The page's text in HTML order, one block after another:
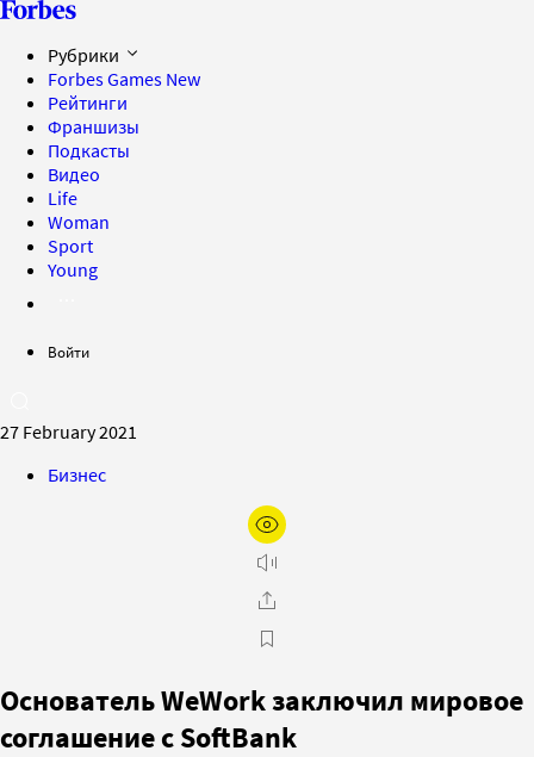
Рубрики
Forbes Games New
Рейтинги
Франшизы
Подкасты
Видео
Life
Woman
Sport
Young
Войти
27 February 2021
Бизнес
Основатель WeWork заключил мировое
соглашение с SoftBank